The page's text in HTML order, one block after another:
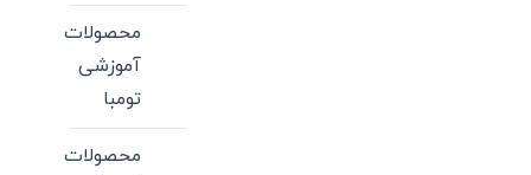
محصولات
آموزشی
تومبا
محصولات